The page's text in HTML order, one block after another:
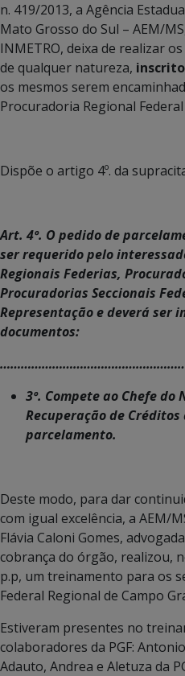
n. 419/2013, a Agência
Mato Grosso do Sul – AEM/
INMETRO, deixa de realizar
de qualquer natureza,
os mesmos serem
Procuradoria Regional
Dispõe o artigo 4º. da
Art. 4º. O pedido de
ser requerido pelo
Regionais Federias,
Procuradorias Seccionais
Representação e deverá ser
documentos:
3º. Compete ao Chefe do
Recuperação de
parcelamento.
Deste modo, para dar
com igual excelência, a AEM/
Flávia Caloni Gomes,
cobrança do órgão, realizou,
p.p, um treinamento para os
Federal Regional de Campo
Estiveram presentes no
colaboradores da PGF:
Adauto, Andrea e Aletuza da